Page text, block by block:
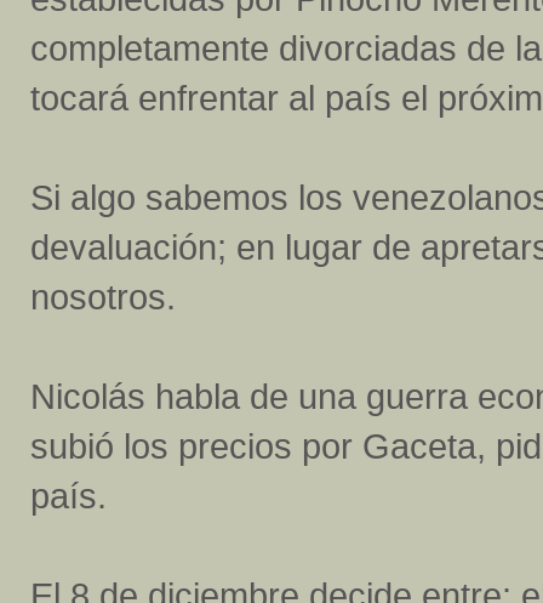
completamente divorciadas de
tocará enfrentar al país el
Si algo sabemos los
devaluación; en lugar de
nosotros.
Nicolás habla de una guerra
subió los precios por Gaceta,
país.